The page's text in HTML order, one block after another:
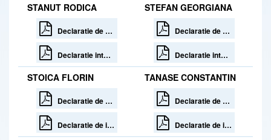
STANUT RODICA
Declaratie de avere 30 zile de la incetare
Declaratie interese 30 zile de la incetare
STEFAN GEORGIANA
Declaratie de avere 30 zile de la incetare
Declaratie interese 30 zile de la incetare
STOICA FLORIN
Declaratie de avere
Declaratie de interese
TANASE CONSTANTIN
Declaratie de avere
Declaratie de interese